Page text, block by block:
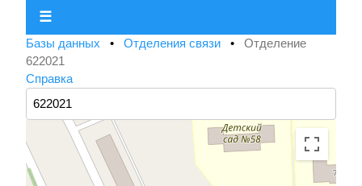
☰
Базы данных • Отделения связи • Отделение
622021
Справка